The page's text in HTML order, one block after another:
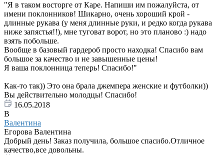
"Я в таком восторге от Каре. Напиши им пожалуйста, от
имени поклонников! Шикарно, очень хороший крой -
длинные рукава (у меня длинные руки, и редко когда рукава
ниже запястья!!), мне туговат ворот, но это планово :) надо
взять побольше.
Вообще в базовый гардероб просто находка! Спасибо вам
большое за качество и не завышенные цены!
Я ваша поклонница теперь! Спасибо!"
Как-то так)) Это она брала джемпера женские и футболки))
Вы действительно молодцы! Спасибо!
16.05.2018
В
Валентина
Егорова Валентина
Добрый день! Заказ получила, большое спасибо.Отличное
качество,все довольны.